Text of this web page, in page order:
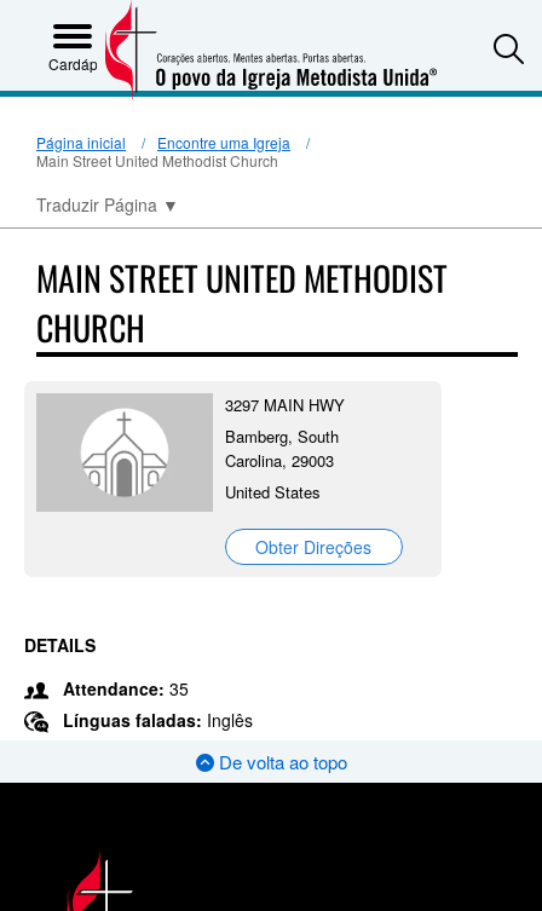
Cardápio
Página inicial
Encontre uma Igreja
Main Street United Methodist Church
Traduzir Página ▼
MAIN STREET UNITED METHODIST
CHURCH
3297 MAIN HWY
Bamberg, South
Carolina, 29003
United States
Obter Direções
DETAILS
Attendance: 35
Línguas faladas: Inglês
De volta ao topo